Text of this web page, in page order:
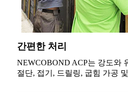
간편한 처리
NEWCOBOND ACP는 강도와
절단, 접기, 드릴링, 굽힘 가공